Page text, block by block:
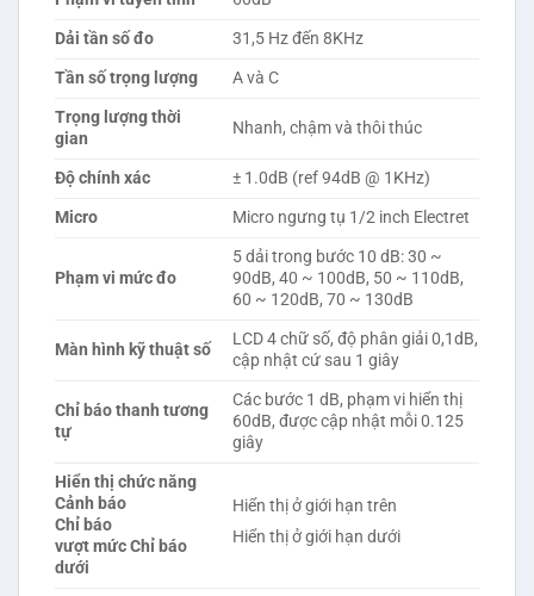
Dải tần số đo
31,5 Hz đến 8KHz
Tần số trọng lượng
A và C
Trọng lượng thời
gian
Nhanh, chậm và thôi thúc
Độ chính xác
± 1.0dB (ref 94dB @ 1KHz)
Micro
Micro ngưng tụ 1/2 inch Electret
Phạm vi mức đo
5 dải trong bước 10 dB: 30 ~
90dB, 40 ~ 100dB, 50 ~ 110dB,
60 ~ 120dB, 70 ~ 130dB
Màn hình kỹ thuật số
LCD 4 chữ số, độ phân giải 0,1dB,
cập nhật cứ sau 1 giây
Chỉ báo thanh tương
tự
Các bước 1 dB, phạm vi hiển thị
60dB, được cập nhật mỗi 0.125
giây
Hiển thị chức năng
Cảnh báo
Chỉ báo
vượt mức Chỉ báo
dưới
Hiển thị ở giới hạn trên
Hiển thị ở giới hạn dưới